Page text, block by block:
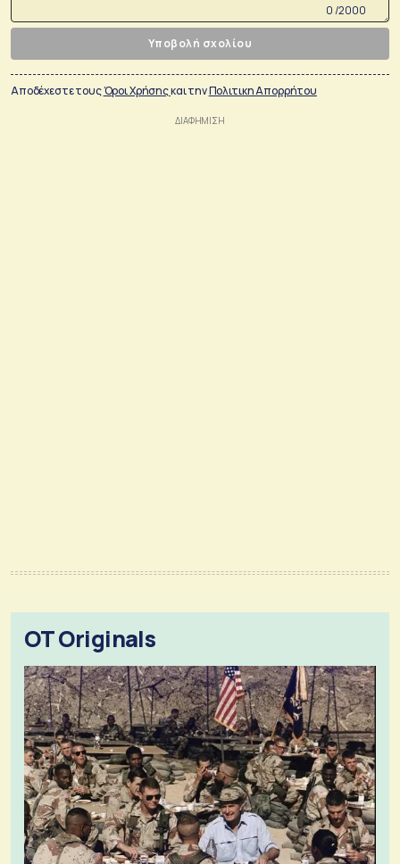
0 /2000
Υποβολή σχολίου
Αποδέχεστε τουςΌροι Χρήσηςκαι τηνΠολιτικη Απορρήτου
OT Originals